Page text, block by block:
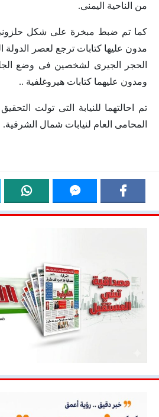
من الناحية اليمنى.
مدون عليها كتابات ترجع لعصر الدولة
الحجر الجيرى لشخصين فى وضع
ومدون عليهما كتابات هيروغلفية ..
تم احالتهما للنيابة التى تولت
المحامى العام لنيابات شمال الشرقية.